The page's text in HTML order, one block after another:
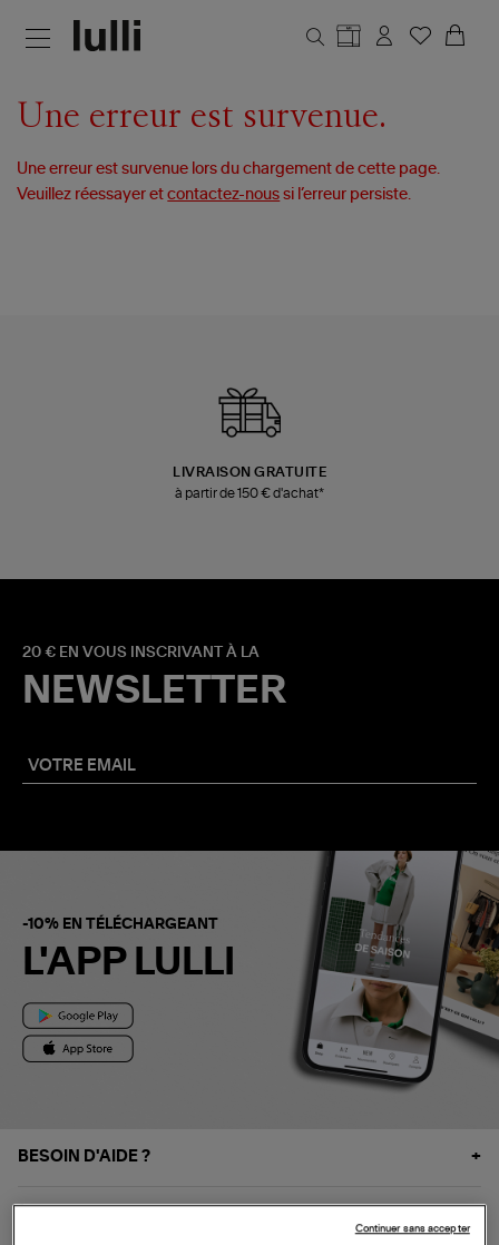
Une erreur est survenue.
Une erreur est survenue lors du chargement de cette page.
Veuillez réessayer etcontactez-nous si l’erreur persiste.
LIVRAISON GRATUITE
à partir de 150 € d'achat*
20 € EN VOUS INSCRIVANT À LA
NEWSLETTER
-10% EN TÉLÉCHARGEANT
L'APP LULLI
BESOIN D'AIDE ?
Continuer sans accepter